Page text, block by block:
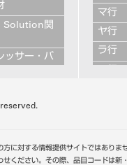
Solution関
ッサー・バ
備機器
マ行
ヤ行
ラ行
reserved.
に対する情報提供サイトではありませ
ください。その際、品目コードは新